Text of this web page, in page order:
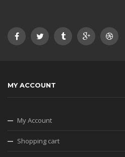
MY ACCOUNT
My Account
Shopping cart